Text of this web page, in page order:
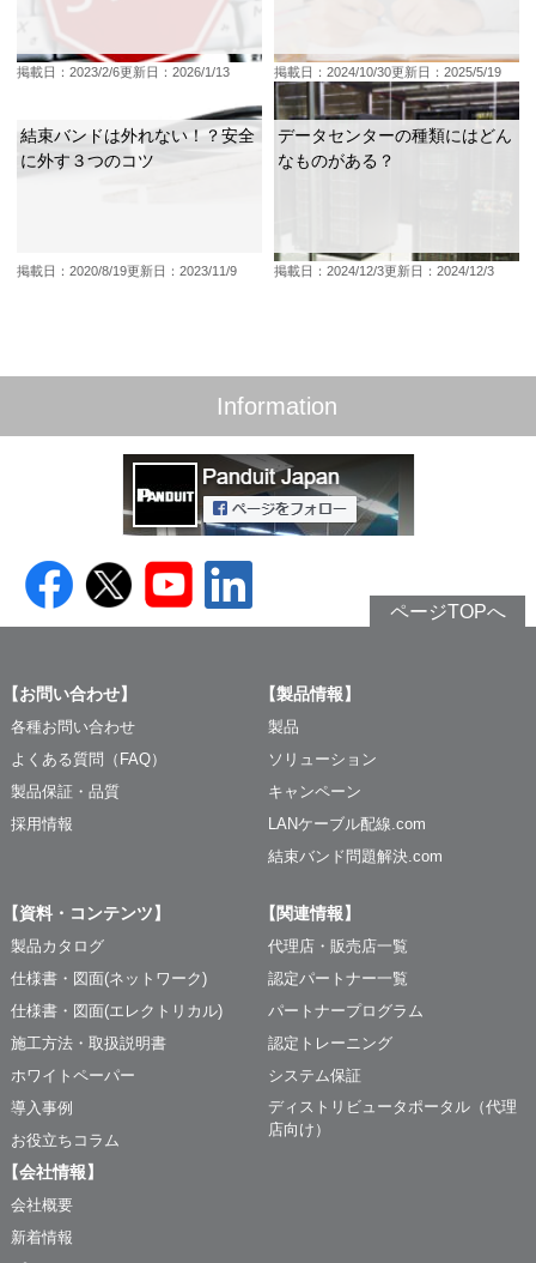
掲載日：2023/2/6更新日：2026/1/13 掲載日：2024/10/30更新日：2025/5/19
結束バンドは外れない！？安全
に外す３つのコツ
掲載日：2020/8/19更新日：2023/11/9
データセンターの種類にはどん
なものがある？
掲載日：2024/12/3更新日：2024/12/3
Information
ページTOPへ
【お問い合わせ】
各種お問い合わせ
よくある質問（FAQ）
製品保証・品質
採用情報
【製品情報】
製品
ソリューション
キャンペーン
LANケーブル配線.com
結束バンド問題解決.com
【資料・コンテンツ】
製品カタログ
仕様書・図面(ネットワーク)
仕様書・図面(エレクトリカル)
施工方法・取扱説明書
ホワイトペーパー
導入事例
お役立ちコラム
【関連情報】
代理店・販売店一覧
認定パートナー一覧
パートナープログラム
認定トレーニング
システム保証
ディストリビュータポータル（代理
店向け）
【会社情報】
会社概要
新着情報